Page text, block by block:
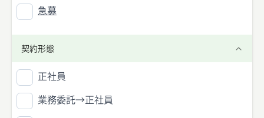
急募
契約形態
正社員
業務委託→正社員